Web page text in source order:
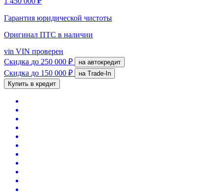
Гарантия юридической чистоты
Оригинал ПТС в наличии
vin VIN проверен
Скидка до 250 000 ₽ на автокредит
Скидка до 150 000 ₽
на Trade-In
Купить в кредит